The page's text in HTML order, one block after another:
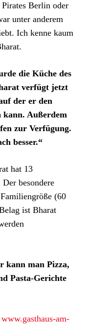
Berlin oder
unter anderem
Ich kenne kaum
die Küche des
verfügt jetzt
der er den
kann. Außerdem
zur Verfügung.
besser.“
hat 13
besondere
(60
ist Bharat
kann man Pizza,
Pasta-Gerichte
www.gasthaus-am-